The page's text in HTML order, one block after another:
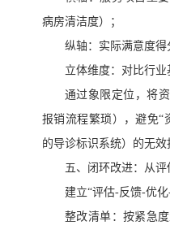
病房清洁度）；
纵轴：实际满意度得
立体维度：对比行业
通过象限定位，将
报销流程繁琐），避免“
的导诊标识系统）的无效
五、闭环改进：从评
建立“评估-反馈-优化
整改清单：按紧急